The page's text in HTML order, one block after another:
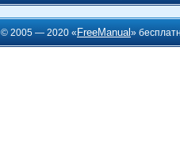
© 2005 — 2020 « FreeManual»